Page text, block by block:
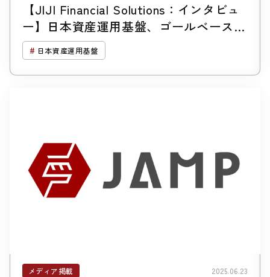
【JIJI Financial Solutions：インタビュ
ー】日本資産運用基盤、ゴールベース型
運用「ＧＢＡＳｓ」の残高拡大＝「プラ
ン・プロセス重視のコンセプト」と「地
域金融機関の対面営業の強み」が奏功
日本資産運用基盤
メディア掲載 2025.06.23